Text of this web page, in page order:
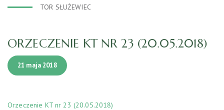
TOR SŁUŻEWIEC
ORZECZENIE KT NR 23 (20.05.2018)
21 maja 2018
Orzeczenie KT nr 23 (20.05.2018)